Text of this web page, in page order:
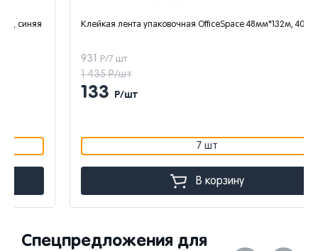
Клейкая лента упаковочная OfficeSpace 48мм*132м, 40мкм
1 435 Р/шт
Р/шт
В корзину
Спецпредложения для